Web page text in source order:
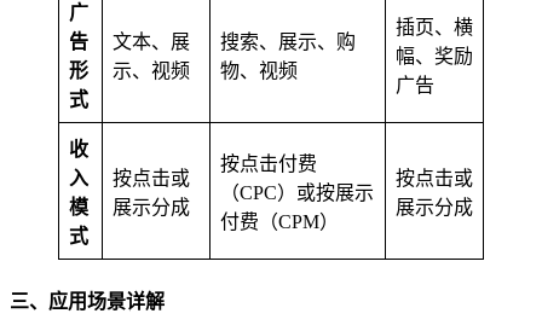
广
告
形
式
文本、展
示、视频
搜索、展示、购
物、视频
插页、横
幅、奖励
广告
收
入
模
式
按点击或
展示分成
按点击付费
（CPC）或按展示
付费（CPM）
按点击或
展示分成
三、应用场景详解